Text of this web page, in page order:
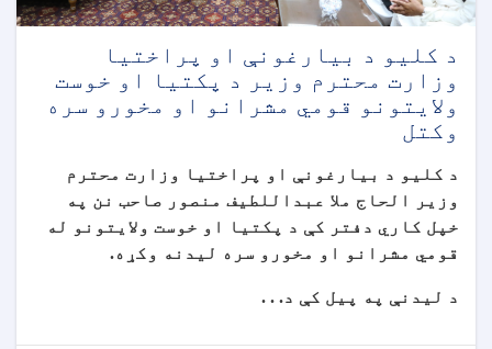
د کلیو د بیارغونې او پراختیا
وزارت محترم وزیر د پکتیا او خوست
ولایتونو قومي مشرانو او مخورو سره
وکتل
د کلیو د بیارغونې او پراختیا وزارت محترم
وزیر الحاج ملا عبداللطیف منصور صاحب نن په
خپل کاري دفتر کې د پکتیا او خوست ولایتونو له
قومي مشرانو او مخورو سره لیدنه وکړه.
د لیدنې په پيل کې د. . .